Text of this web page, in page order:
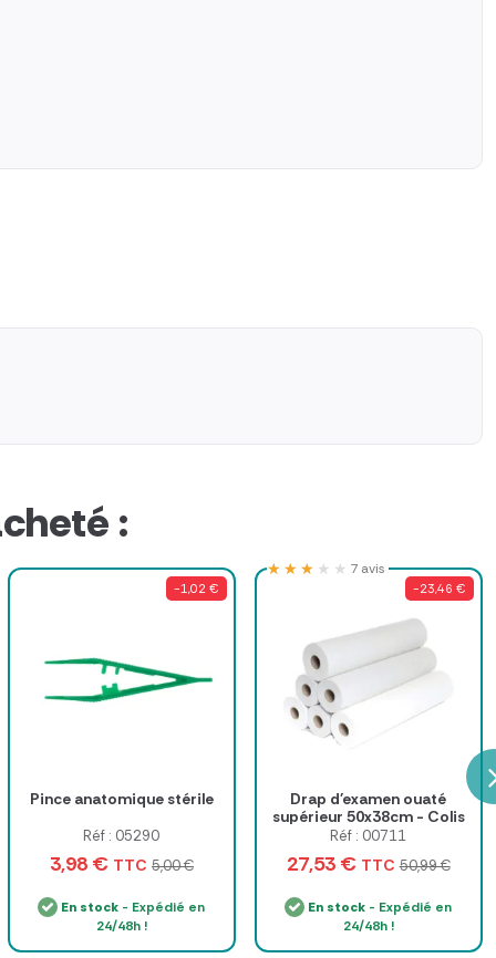
:
-1,02 €
Pince anatomique stérile
Réf : 05290
3,98 € TTC 5,00 €
En stock - Expédié en
24/48h !
-23,46 €
Drap d'examen ouaté
supérieur 50x38cm - Colis
de 6 rouleaux
Réf : 00711
★★★★★
★★★★★ 7 avis
27,53 € TTC 50,99 €
En stock - Expédié en
24/48h !